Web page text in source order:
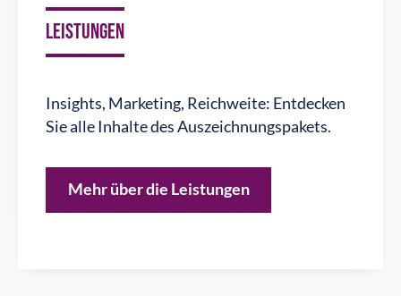
LEISTUNGEN
Insights, Marketing, Reichweite: Entdecken
Sie alle Inhalte des Auszeichnungspakets.
Mehr über die Leistungen